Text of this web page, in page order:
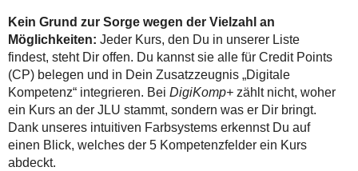
Kein Grund zur Sorge wegen der Vielzahl an
Möglichkeiten: Jeder Kurs, den Du in unserer Liste
findest, steht Dir offen. Du kannst sie alle für Credit Points
(CP) belegen und in Dein Zusatzzeugnis „Digitale
Kompetenz“ integrieren. Bei DigiKomp+ zählt nicht, woher
ein Kurs an der JLU stammt, sondern was er Dir bringt.
Dank unseres intuitiven Farbsystems erkennst Du auf
einen Blick, welches der 5 Kompetenzfelder ein Kurs
abdeckt.